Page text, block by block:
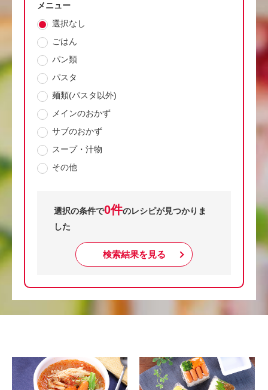
メニュー
選択なし
ごはん
パン類
パスタ
麺類(パスタ以外)
メインのおかず
サブのおかず
スープ・汁物
その他
選択の条件で0件のレシピが見つかりま
した
検索結果を見る